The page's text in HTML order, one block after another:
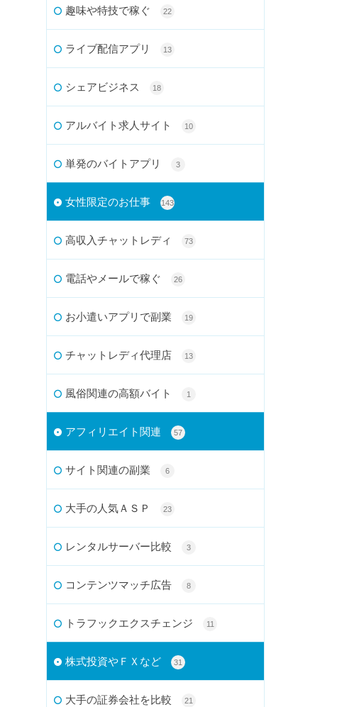
趣味や特技で稼ぐ 22
ライブ配信アプリ 13
シェアビジネス 18
アルバイト求人サイト 10
単発のバイトアプリ 3
女性限定のお仕事 143
高収入チャットレディ 73
電話やメールで稼ぐ 26
お小遣いアプリで副業 19
チャットレディ代理店 13
風俗関連の高額バイト 1
アフィリエイト関連 57
サイト関連の副業 6
大手の人気ＡＳＰ 23
レンタルサーバー比較 3
コンテンツマッチ広告 8
トラフックエクスチェンジ 11
株式投資やＦＸなど 31
大手の証券会社を比較 21